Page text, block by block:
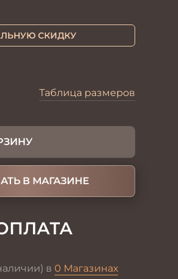
СКИДКУ
Таблица размеров
В МАГАЗИНЕ
в 0 Магазинах